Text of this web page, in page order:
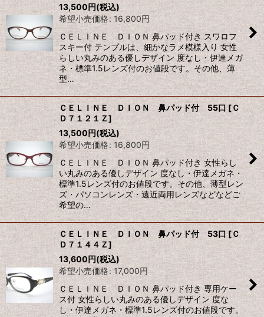
13,500円(税込)
希望小売価格: 16,800円
ＣＥＬＩＮＥ ＤＩＯＮ 鼻パッド付き スワロフ
スキー付 テンプルは、細かなラメ模様入り 女性
らしい丸みのある優しデザイン 度なし・伊達メガ
ネ・標準1.5レンズ付のお値段です。その他、薄
型…
ＣＥＬＩＮＥ ＤＩＯＮ 鼻パッド付 55口 [Ｃ
Ｄ７１２１Ｚ]
13,500円(税込)
希望小売価格: 16,800円
ＣＥＬＩＮＥ ＤＩＯＮ 鼻パッド付き 女性らし
い丸みのある優しデザイン 度なし・伊達メガネ・
標準1.5レンズ付のお値段です。その他、薄型レン
ズ・パソコンレンズ・遠近両用レンズなどなどご
希望の…
ＣＥＬＩＮＥ ＤＩＯＮ 鼻パッド付 53口 [Ｃ
Ｄ７１４４Ｚ]
13,600円(税込)
希望小売価格: 17,000円
ＣＥＬＩＮＥ ＤＩＯＮ 鼻パッド付き 専用ケー
ス付 女性らしい丸みのある優しデザイン 度な
し・伊達メガネ・標準1.5レンズ付のお値段です。